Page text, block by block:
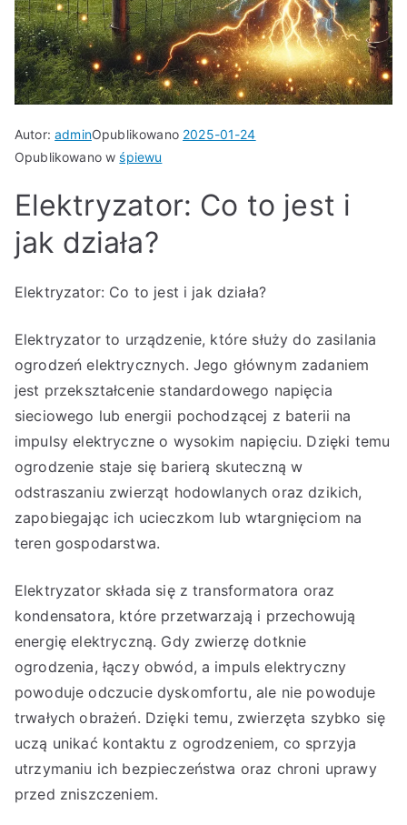
Autor:adminOpublikowano 2025-01-24
Opublikowano wśpiewu
Elektryzator: Co to jest i
jak działa?
Elektryzator: Co to jest i jak działa?
Elektryzator to urządzenie, które służy do zasilania
ogrodzeń elektrycznych. Jego głównym zadaniem
jest przekształcenie standardowego napięcia
sieciowego lub energii pochodzącej z baterii na
impulsy elektryczne o wysokim napięciu. Dzięki temu
ogrodzenie staje się barierą skuteczną w
odstraszaniu zwierząt hodowlanych oraz dzikich,
zapobiegając ich ucieczkom lub wtargnięciom na
teren gospodarstwa.
Elektryzator składa się z transformatora oraz
kondensatora, które przetwarzają i przechowują
energię elektryczną. Gdy zwierzę dotknie
ogrodzenia, łączy obwód, a impuls elektryczny
powoduje odczucie dyskomfortu, ale nie powoduje
trwałych obrażeń. Dzięki temu, zwierzęta szybko się
uczą unikać kontaktu z ogrodzeniem, co sprzyja
utrzymaniu ich bezpieczeństwa oraz chroni uprawy
przed zniszczeniem.